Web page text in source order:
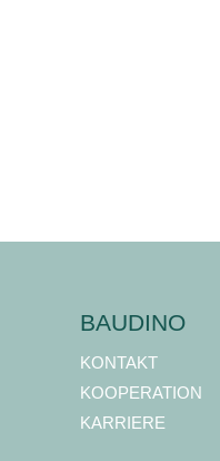
BAUDINO
KONTAKT
KOOPERATION
KARRIERE